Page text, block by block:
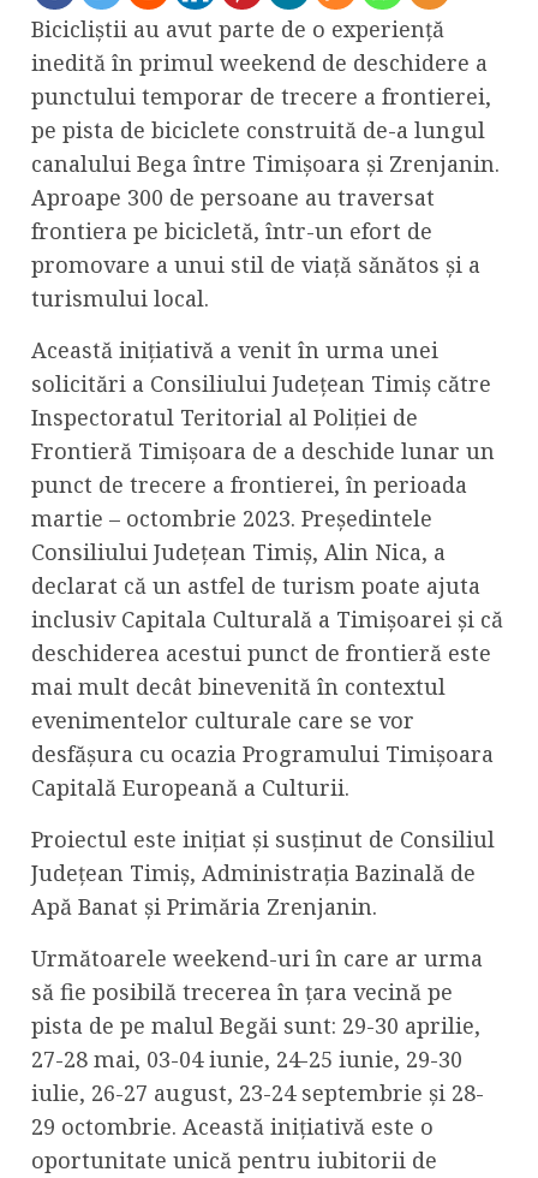
Bicicliștii au avut parte de o experiență
inedită în primul weekend de deschidere a
punctului temporar de trecere a frontierei,
pe pista de biciclete construită de-a lungul
canalului Bega între Timișoara și Zrenjanin.
Aproape 300 de persoane au traversat
frontiera pe bicicletă, într-un efort de
promovare a unui stil de viață sănătos și a
turismului local.
Această inițiativă a venit în urma unei
solicitări a Consiliului Județean Timiș către
Inspectoratul Teritorial al Poliției de
Frontieră Timișoara de a deschide lunar un
punct de trecere a frontierei, în perioada
martie – octombrie 2023. Președintele
Consiliului Județean Timiș, Alin Nica, a
declarat că un astfel de turism poate ajuta
inclusiv Capitala Culturală a Timișoarei și că
deschiderea acestui punct de frontieră este
mai mult decât binevenită în contextul
evenimentelor culturale care se vor
desfășura cu ocazia Programului Timișoara
Capitală Europeană a Culturii.
Proiectul este inițiat și susținut de Consiliul
Județean Timiș, Administrația Bazinală de
Apă Banat și Primăria Zrenjanin.
Următoarele weekend-uri în care ar urma
să fie posibilă trecerea în țara vecină pe
pista de pe malul Begăi sunt: 29-30 aprilie,
27-28 mai, 03-04 iunie, 24-25 iunie, 29-30
iulie, 26-27 august, 23-24 septembrie și 28-
29 octombrie. Această inițiativă este o
oportunitate unică pentru iubitorii de